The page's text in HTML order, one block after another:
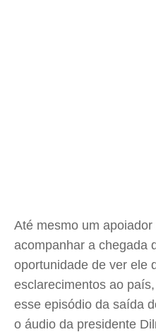
Até mesmo um
acompanhar a chegada
oportunidade de ver ele
esclarecimentos ao
esse episódio da saída
o áudio da presidente